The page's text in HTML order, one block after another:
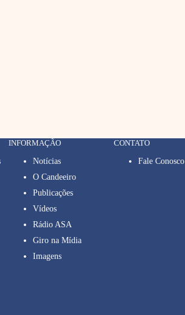
INFORMAÇÃO
Notícias
O Candeeiro
Publicações
Vídeos
Rádio ASA
Giro na Mídia
Imagens
CONTATO
Fale Conosco